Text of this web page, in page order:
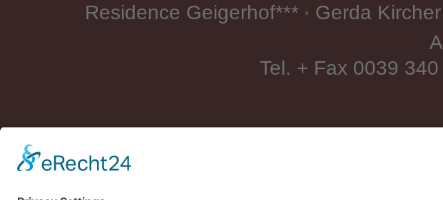
Residence Geigerhof*** ∎ Gerda Kircher
Tel. + Fax 0039